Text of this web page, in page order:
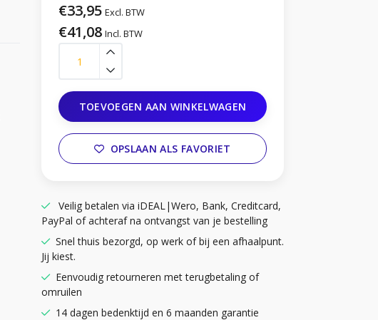
€33,95 Excl. BTW
€41,08 Incl. BTW
TOEVOEGEN AAN WINKELWAGEN
OPSLAAN ALS FAVORIET
Veilig betalen via iDEAL|Wero, Bank, Creditcard,
PayPal of achteraf na ontvangst van je bestelling
Snel thuis bezorgd, op werk of bij een afhaalpunt.
Jij kiest.
Eenvoudig retourneren met terugbetaling of
omruilen
14 dagen bedenktijd en 6 maanden garantie